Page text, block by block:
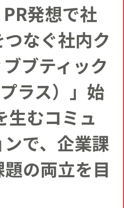
ジョン・パーパ
イション®
イションの仕掛け
トピックス
ルティング
ティング
ィング
発想で社
なぐ社内ク
ブティック
プラス）」始
生むコミュ
で、企業課
の両立を目